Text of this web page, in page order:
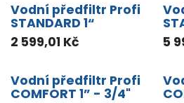
Vodní předfiltr Profi
STANDARD 1“
2 599,01 Kč
5
Vodní předfiltr Profi
COMFORT 1” - 3/4"